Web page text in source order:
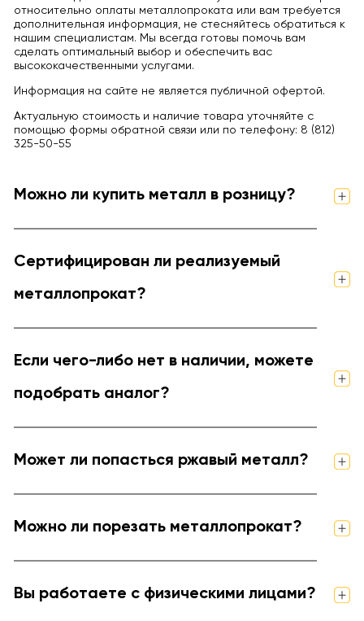
относительно оплаты металлопроката или вам требуется
дополнительная информация, не стесняйтесь обратиться к
нашим специалистам. Мы всегда готовы помочь вам
сделать оптимальный выбор и обеспечить вас
высококачественными услугами.
Информация на сайте не является публичной офертой.
Актуальную стоимость и наличие товара уточняйте с
помощью формы обратной связи или по телефону: 8 (812)
325-50-55
Можно ли купить металл в розницу?
Сертифицирован ли реализуемый
металлопрокат?
Если чего-либо нет в наличии, можете
подобрать аналог?
Может ли попасться ржавый металл?
Можно ли порезать металлопрокат?
Вы работаете с физическими лицами?